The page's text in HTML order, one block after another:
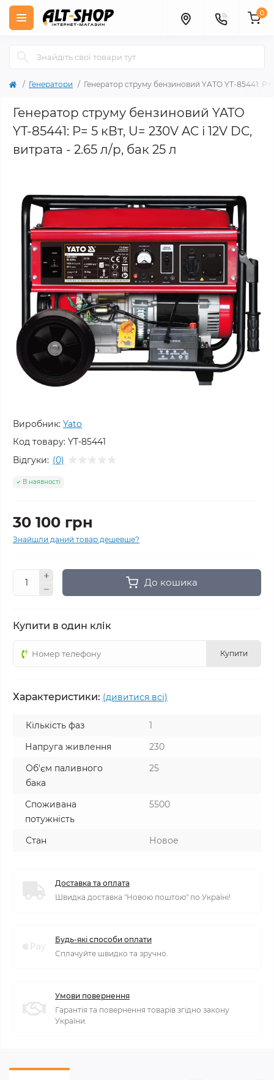
0
Генератори Генератор струму бензиновий YATO YT-85441: P=
Генератор струму бензиновий YATO
YT-85441: P= 5 кВт, U= 230V AC і 12V DC,
витрата - 2.65 л/р, бак 25 л
Виробник: Yato
Код товару: YT-85441
Відгуки: (0)
В наявності
30 100 грн
Знайшли даний товар дешевше?
До кошика
Купити в один клік
Купити
Характеристики: (дивитися всі)
Кількість фаз
1
Напруга живлення
230
Об'єм паливного
бака
25
Споживана
потужність
5500
Стан Новое
Доставка та оплата
Швидка доставка "Новою поштою" по Україні!
Будь-які способи оплати
Сплачуйте швидко та зручно.
Умови повернення
Гарантія та повернення товарів згідно закону
України.